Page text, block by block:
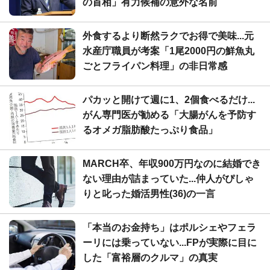
外食するより断然ラクでお得で美味...元
水産庁職員が考案「1尾2000円の鮮魚丸
ごとフライパン料理」の非日常感
パカッと開けて週に1、2個食べるだけ...
がん専門医が勧める「大腸がんを予防す
るオメガ脂肪酸たっぷり食品」
MARCH卒、年収900万円なのに結婚でき
ない理由が詰まっていた...仲人がぴしゃ
りと叱った婚活男性(36)の一言
「本当のお金持ち」はポルシェやフェラ
ーリには乗っていない...FPが実際に目に
した「富裕層のクルマ」の真実